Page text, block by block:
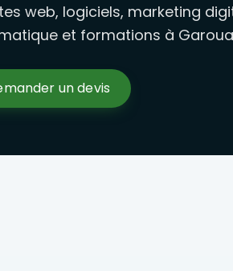
web, logiciels, marketing
et formations à
un devis